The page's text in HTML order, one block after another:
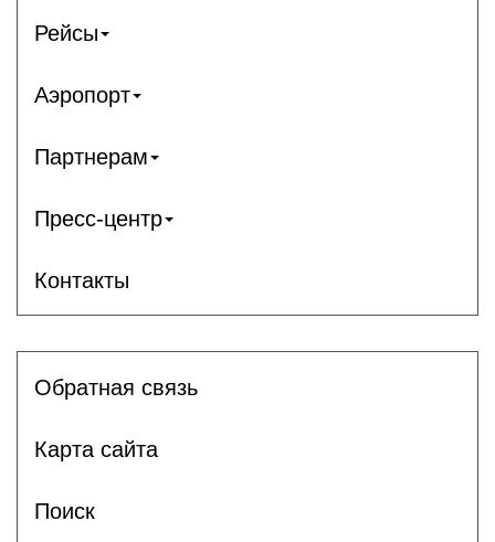
Рейсы
Аэропорт
Партнерам
Пресс-центр
Контакты
Обратная связь
Карта сайта
Поиск